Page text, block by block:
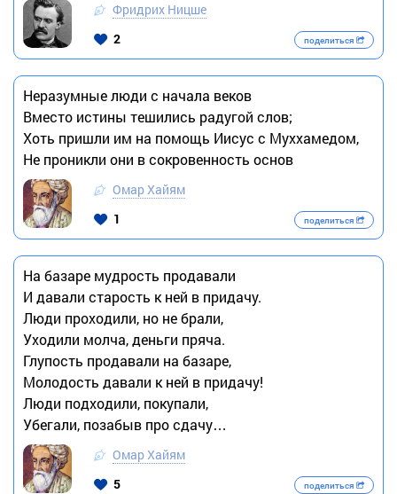
Фридрих Ницше
2
поделиться
Неразумные люди с начала веков
Вместо истины тешились радугой слов;
Хоть пришли им на помощь Иисус с Муххамедом,
Не проникли они в сокровенность основ
Омар Хайям
1
поделиться
На базаре мудрость продавали
И давали старость к ней в придачу.
Люди проходили, но не брали,
Уходили молча, деньги пряча.
Глупость продавали на базаре,
Молодость давали к ней в придачу!
Люди подходили, покупали,
Убегали, позабыв про сдачу…
Омар Хайям
5
поделиться